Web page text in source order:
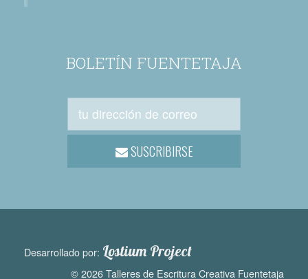
BOLETÍN FUENTETAJA
SUSCRIBIRSE
Desarrollado por: Lostium Project
© 2026 Talleres de Escritura Creativa Fuentetaja